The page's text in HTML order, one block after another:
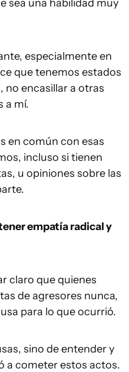
sea una habilidad muy
especialmente en
que tenemos estados
no encasillar a otras
a mí.
en común con esas
incluso si tienen
u opiniones sobre las
empatía radical y
claro que quienes
de agresores nunca,
para lo que ocurrió.
sino de entender y
a cometer estos actos.